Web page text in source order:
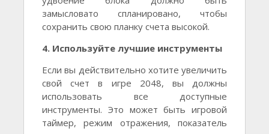
замысловато спланировано, чтобы
сохранить свою планку счета высокой.
4. Используйте лучшие инструменты
Если вы действительно хотите увеличить
свой счет в игре 2048, вы должны
использовать все доступные
инструменты. Это может быть игровой
таймер, режим отражения, показатель